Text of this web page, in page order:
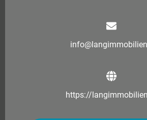
https://